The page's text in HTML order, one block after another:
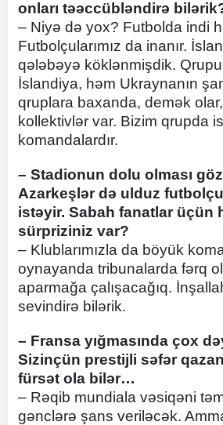
onları təəccübləndirə
– Niyə də yox? Futbolda indi
Futbolçularımız da inanır.
qələbəyə köklənmişdik.
İslandiya, həm Ukraynanın
qruplara baxanda, demək
kollektivlər var. Bizim qrupda
komandalardır.
– Stadionun dolu olması
Azarkeşlər də ulduz
istəyir. Sabah fanatlar üçün
sürpriziniz var?
– Klublarımızla da böyük
oynayanda tribunalarda fərq
aparmağa çalışacağıq.
sevindirə bilərik.
– Fransa yığmasında çox
Sizinçün prestijli səfər
fürsət ola bilər…
– Rəqib mundiala vəsiqəni
gənclərə şans veriləcək.